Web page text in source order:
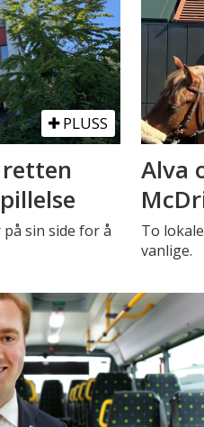
PLUSS
sin side for å
Alva
To
vanlige.